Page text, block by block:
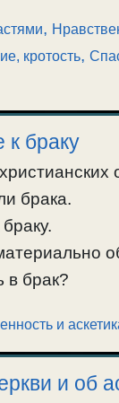
душевных
что есть.
менять.
Аноним:
так как
«Времена
…
,#молитва,
,
кротость,
к браку
брака.
в брак?
и
и об